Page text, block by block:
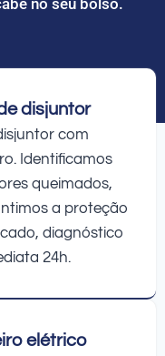
disjuntor
com
Identificamos
queimados,
a proteção
diagnóstico
24h.
elétrico